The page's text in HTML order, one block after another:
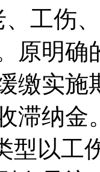
工伤
原明确
缴实施
滞纳金
型以工